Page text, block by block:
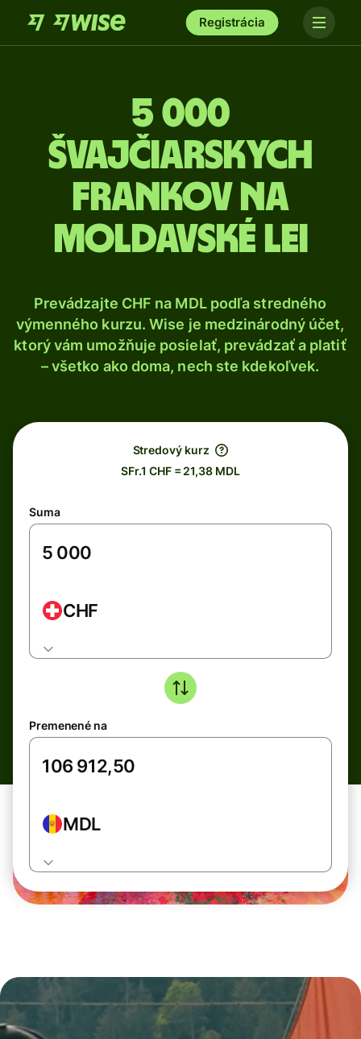
Registrácia
5 000
Švajčiarskych
frankov na
moldavské lei
Prevádzajte CHF na MDL podľa stredného
výmenného kurzu. Wise je medzinárodný účet,
ktorý vám umožňuje posielať, prevádzať a platiť
– všetko ako doma, nech ste kdekoľvek.
Stredový kurz
SFr.1 CHF = 21,38 MDL
Suma
CHF
Premenené na
MDL